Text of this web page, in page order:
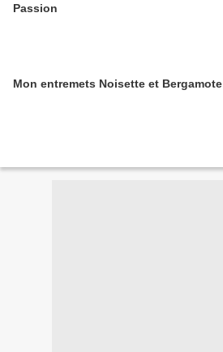
Passion
Mon entremets Noisette et Bergamote